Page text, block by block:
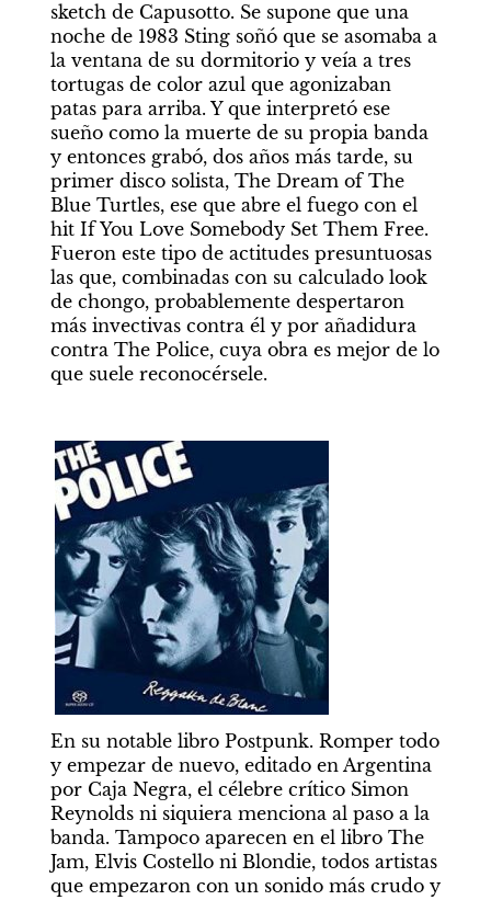
sketch de Capusotto. Se supone que una
noche de 1983 Sting soñó que se asomaba a
la ventana de su dormitorio y veía a tres
tortugas de color azul que agonizaban
patas para arriba. Y que interpretó ese
sueño como la muerte de su propia banda
y entonces grabó, dos años más tarde, su
primer disco solista, The Dream of The
Blue Turtles, ese que abre el fuego con el
hit If You Love Somebody Set Them Free.
Fueron este tipo de actitudes presuntuosas
las que, combinadas con su calculado look
de chongo, probablemente despertaron
más invectivas contra él y por añadidura
contra The Police, cuya obra es mejor de lo
que suele reconocérsele.
En su notable libro Postpunk. Romper todo
y empezar de nuevo, editado en Argentina
por Caja Negra, el célebre crítico Simon
Reynolds ni siquiera menciona al paso a la
banda. Tampoco aparecen en el libro The
Jam, Elvis Costello ni Blondie, todos artistas
que empezaron con un sonido más crudo y